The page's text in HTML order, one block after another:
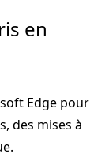
en
Edge pour
des mises à